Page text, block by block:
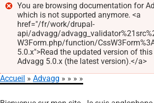
Message
d'erreur
You are browsing documentation for
which is not supported anymore. <a
href="/fr/work/drupal-
api/advagg/
W3Form.php/function/
5.0.x">Read the updated version of
Advagg 5.0.x (the latest version).</a>
Accueil Advagg